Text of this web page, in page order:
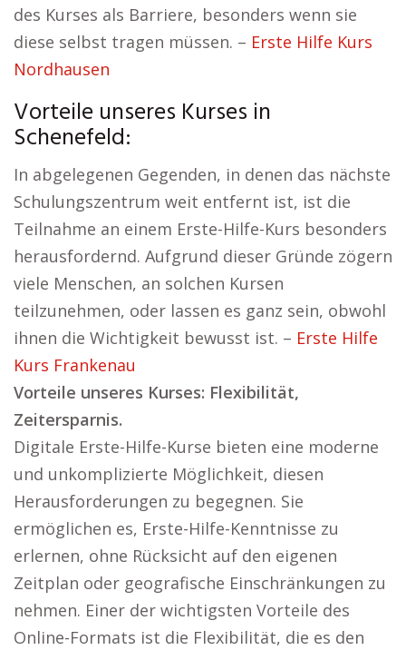
des Kurses als Barriere, besonders wenn sie
diese selbst tragen müssen. – Erste Hilfe Kurs
Nordhausen
Vorteile unseres Kurses in
Schenefeld:
In abgelegenen Gegenden, in denen das nächste
Schulungszentrum weit entfernt ist, ist die
Teilnahme an einem Erste-Hilfe-Kurs besonders
herausfordernd. Aufgrund dieser Gründe zögern
viele Menschen, an solchen Kursen
teilzunehmen, oder lassen es ganz sein, obwohl
ihnen die Wichtigkeit bewusst ist. – Erste Hilfe
Kurs Frankenau
Vorteile unseres Kurses: Flexibilität,
Zeitersparnis.
Digitale Erste-Hilfe-Kurse bieten eine moderne
und unkomplizierte Möglichkeit, diesen
Herausforderungen zu begegnen. Sie
ermöglichen es, Erste-Hilfe-Kenntnisse zu
erlernen, ohne Rücksicht auf den eigenen
Zeitplan oder geografische Einschränkungen zu
nehmen. Einer der wichtigsten Vorteile des
Online-Formats ist die Flexibilität, die es den